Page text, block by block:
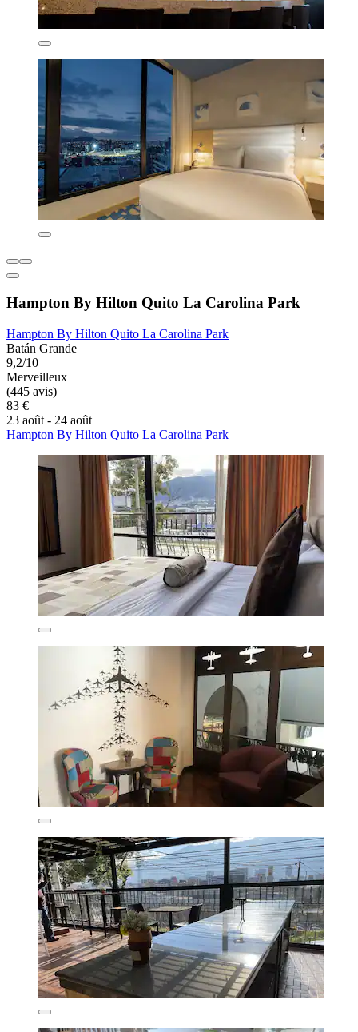
Hampton By Hilton Quito La Carolina Park
Hampton By Hilton Quito La Carolina Park
Batán Grande
9,2/10
Merveilleux
(445 avis)
83 €
23 août - 24 août
Hampton By Hilton Quito La Carolina Park